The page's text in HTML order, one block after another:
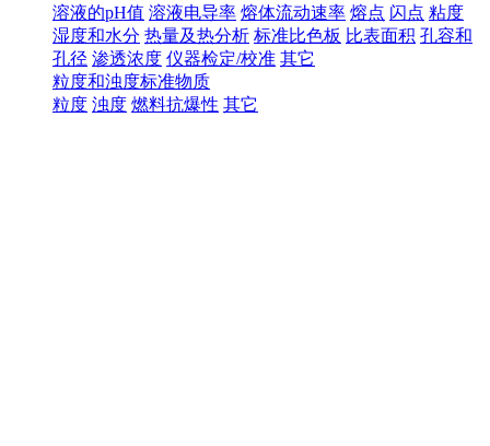
溶液的pH值 溶液电导率 熔体流动速率 熔点 闪点 粘度
湿度和水分 热量及热分析 标准比色板 比表面积 孔容和
孔径 渗透浓度 仪器检定/校准 其它
粒度和浊度标准物质
粒度 浊度 燃料抗爆性 其它